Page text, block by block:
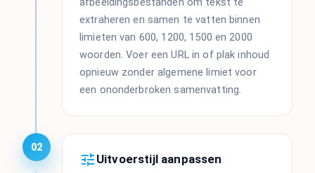
afbeeldingsbestanden om tekst te
extraheren en samen te vatten binnen
limieten van 600, 1200, 1500 en 2000
woorden. Voer een URL in of plak inhoud
opnieuw zonder algemene limiet voor
een ononderbroken samenvatting.
02
Uitvoerstijl aanpassen